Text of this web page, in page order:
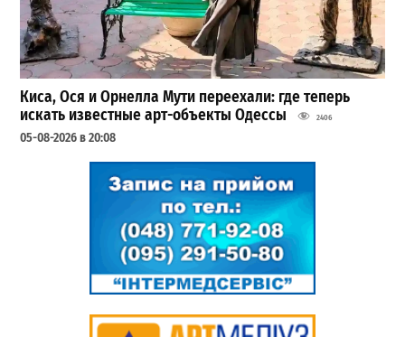
Киса, Ося и Орнелла Мути переехали: где теперь
искать известные арт-объекты Одессы
2406
05-08-2026 в 20:08